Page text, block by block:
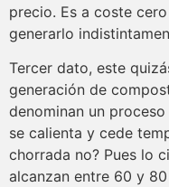
precio. Es a coste
generarlo
Tercer dato, este
generación de
denominan un
se calienta y cede
chorrada no? Pues lo
alcanzan entre 60 y